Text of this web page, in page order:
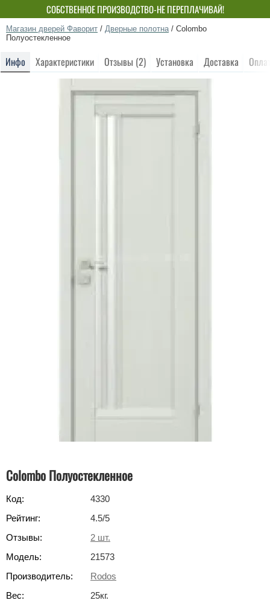
СОБСТВЕННОЕ ПРОИЗВОДСТВО-НЕ ПЕРЕПЛАЧИВАЙ!
Магазин дверей Фаворит / Дверные полотна / Colombo
Полуостекленное
Инфо Характеристики Отзывы (2) Установка Доставка
Colombo Полуостекленное
Код:
4330
Рейтинг:
4.5/5
Отзывы:
2 шт.
Модель:
21573
Производитель:
Rodos
Вес:
25кг.